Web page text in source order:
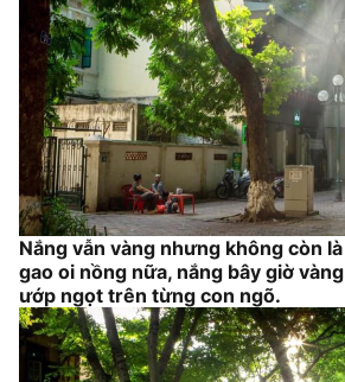
Nắng vẫn vàng nhưng không còn
gao oi nồng nữa, nắng bây giờ
ướp ngọt trên từng con ngõ.